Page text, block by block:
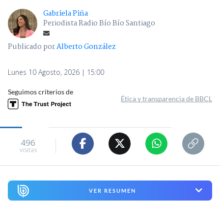
Gabriela Piña
Periodista Radio Bío Bío Santiago
Publicado porAlberto González
Lunes 10 Agosto, 2026 | 15:00
Seguimos criterios de
Ética y transparencia de BBCL
496
visitas
VER RESUMEN